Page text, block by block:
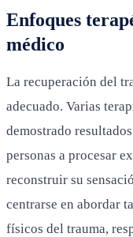
Enfoques
médico
La recuperación del
adecuado. Varias
demostrado
personas a procesar
reconstruir su
centrarse en abordar
físicos del trauma,